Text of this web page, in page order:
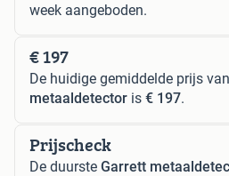
week aangeboden.
€ 197
De huidige gemiddelde prijs
metaaldetector is € 197.
Prijscheck
De duurste Garrett